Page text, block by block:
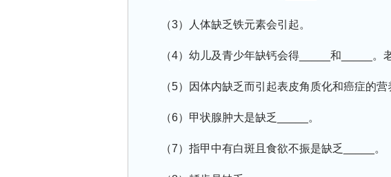
（3）人体缺乏铁元素会引起。
（4）幼儿及青少年缺钙会得_____和_____。
（5）因体内缺乏而引起表皮角质化和癌症的营
（6）甲状腺肿大是缺乏_____。
（7）指甲中有白斑且食欲不振是缺乏_____。